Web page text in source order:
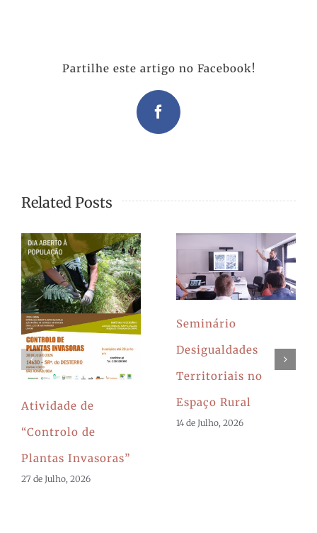
Partilhe este artigo no Facebook!
Facebook
Related Posts
Atividade de
“Controlo de
Plantas Invasoras”
27 de Julho, 2026
Seminário
Desigualdades
Territoriais no
Espaço Rural
14 de Julho, 2026